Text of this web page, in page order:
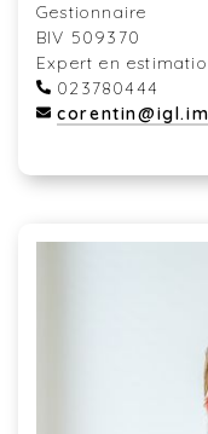
Gestionnaire
BIV 509370
Expert en
023780444